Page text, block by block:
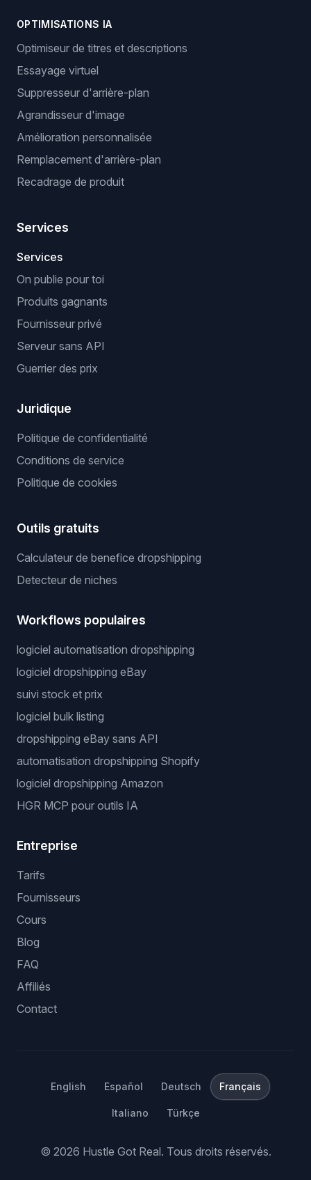
OPTIMISATIONS IA
Optimiseur de titres et descriptions
Essayage virtuel
Suppresseur d'arrière-plan
Agrandisseur d'image
Amélioration personnalisée
Remplacement d'arrière-plan
Recadrage de produit
Services
Services
On publie pour toi
Produits gagnants
Fournisseur privé
Serveur sans API
Guerrier des prix
Juridique
Politique de confidentialité
Conditions de service
Politique de cookies
Outils gratuits
Calculateur de benefice dropshipping
Detecteur de niches
Workflows populaires
logiciel automatisation dropshipping
logiciel dropshipping eBay
suivi stock et prix
logiciel bulk listing
dropshipping eBay sans API
automatisation dropshipping Shopify
logiciel dropshipping Amazon
HGR MCP pour outils IA
Entreprise
Tarifs
Fournisseurs
Cours
Blog
FAQ
Affiliés
Contact
English Español Deutsch Français
Italiano Türkçe
© 2026 Hustle Got Real. Tous droits réservés.